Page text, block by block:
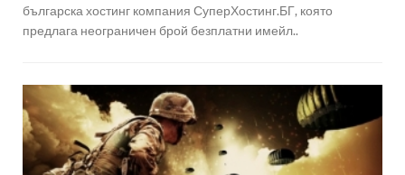
българска хостинг компания СуперХостинг.БГ, която
предлага неограничен брой безплатни имейл..